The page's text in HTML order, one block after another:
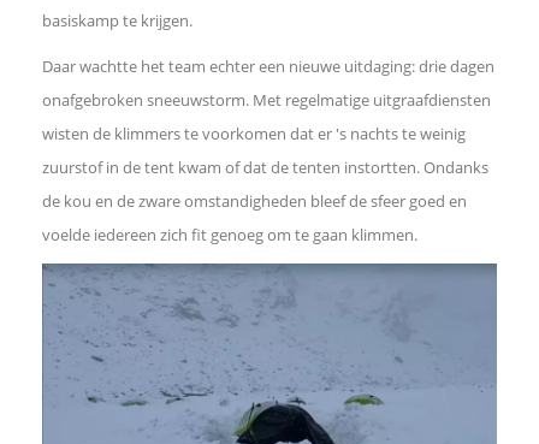
d
a
t
basiskamp te krijgen.
Daar wachtte het team echter een nieuwe uitdaging: drie dagen
onafgebroken sneeuwstorm. Met regelmatige uitgraafdiensten
wisten de klimmers te voorkomen dat er 's nachts te weinig
zuurstof in de tent kwam of dat de tenten instortten. Ondanks
de kou en de zware omstandigheden bleef de sfeer goed en
voelde iedereen zich fit genoeg om te gaan klimmen.